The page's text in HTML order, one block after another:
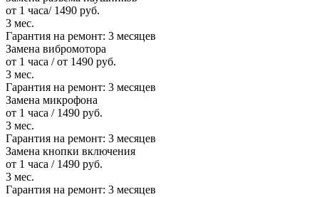
от 1 часа/ 1490 руб.
3 мес.
Гарантия на ремонт: 3 месяцев
Замена вибромотора
от 1 часа / от 1490 руб.
3 мес.
Гарантия на ремонт: 3 месяцев
Замена микрофона
от 1 часа / 1490 руб.
3 мес.
Гарантия на ремонт: 3 месяцев
Замена кнопки включения
от 1 часа / 1490 руб.
3 мес.
Гарантия на ремонт: 3 месяцев